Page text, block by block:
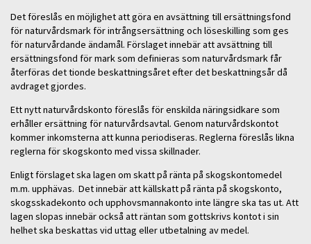
Det föreslås en möjlighet att göra en avsättning till ersättningsfond
för naturvårdsmark för intrångsersättning och löseskilling som ges
för naturvårdande ändamål. Förslaget innebär att avsättning till
ersättningsfond för mark som definieras som naturvårdsmark får
återföras det tionde beskattningsåret efter det beskattningsår då
avdraget gjordes.
Ett nytt naturvårdskonto föreslås för enskilda näringsidkare som
erhåller ersättning för naturvårdsavtal. Genom naturvårdskontot
kommer inkomsterna att kunna periodiseras. Reglerna föreslås likna
reglerna för skogskonto med vissa skillnader.
Enligt förslaget ska lagen om skatt på ränta på skogskontomedel
m.m. upphävas. Det innebär att källskatt på ränta på skogskonto,
skogsskadekonto och upphovsmannakonto inte längre ska tas ut. Att
lagen slopas innebär också att räntan som gottskrivs kontot i sin
helhet ska beskattas vid uttag eller utbetalning av medel.